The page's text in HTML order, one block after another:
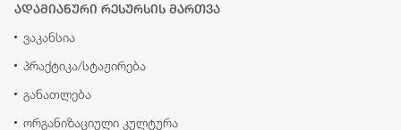
ადამიანური რესურსის მართვა
ვაკანსია
პრაქტიკა/სტაჟირება
განათლება
ორგანიზაციული კულტურა